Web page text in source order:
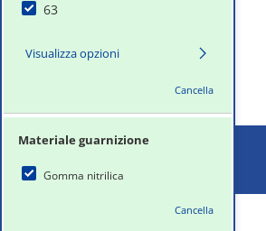
63
Visualizza opzioni
Cancella
Materiale guarnizione
Gomma nitrilica
Cancella